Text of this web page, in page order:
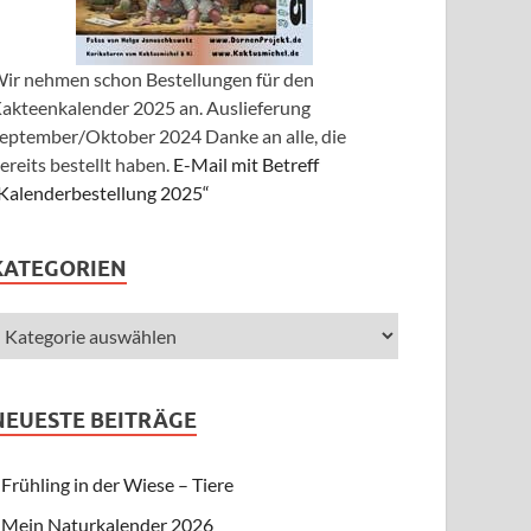
nehmen schon Bestellungen für den
2025 an. Auslieferung
Oktober 2024 Danke an alle, die
bestellt haben. E-Mail mit Betreff
2025“
BEITRÄGE
Frühling in der Wiese – Tiere
Mein Naturkalender 2026